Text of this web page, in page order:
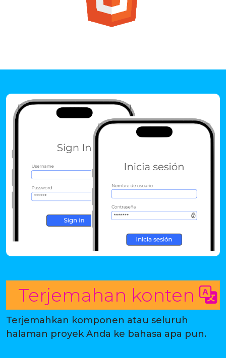
Terjemahan konten
Terjemahkan komponen atau seluruh
halaman proyek Anda ke bahasa apa pun.